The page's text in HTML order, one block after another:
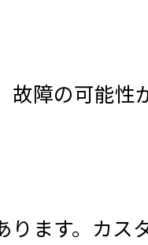
障の可能性
ます。カス